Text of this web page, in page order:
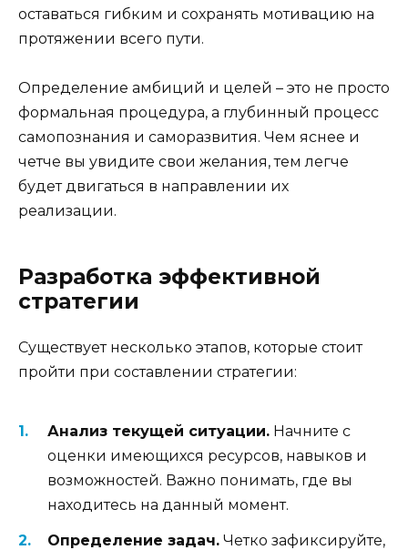
оставаться гибким и сохранять мотивацию на
протяжении всего пути.
Определение амбиций и целей – это не просто
формальная процедура, а глубинный процесс
самопознания и саморазвития. Чем яснее и
четче вы увидите свои желания, тем легче
будет двигаться в направлении их
реализации.
Разработка эффективной
стратегии
Существует несколько этапов, которые стоит
пройти при составлении стратегии:
Анализ текущей ситуации. Начните с
оценки имеющихся ресурсов, навыков и
возможностей. Важно понимать, где вы
находитесь на данный момент.
Определение задач. Четко зафиксируйте,